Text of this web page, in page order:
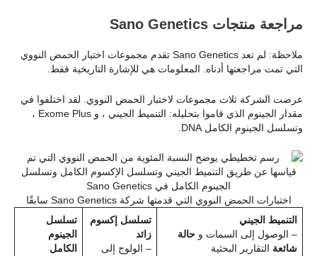
مراجعة منتجات Sano Genetics
ملاحظة: لم تعد Sano Genetics تقدم مجموعات اختبار الحمض النووي
التي تمت مراجعتها أدناه. المعلومات هي للإشارة التاريخية فقط.
عرضت الشركة ثلاث مجموعات لاختبار الحمض النووي. لقد اختلفوا في
مقدار الجينوم الذي قاموا بتحليله: التنميط الجيني ، و Exome Plus ،
وتسلسل الجينوم الكامل DNA.
اختبارات الحمض النووي التي قدمتها شركة Sano Genetics سابقًا
التنميط الجيني
– الوصول إلى السمات و حالة
شائعة التقارير البحثية
تسلسل إكسوم
زائد
– الولوج إلى
تسلسل
الجينوم
الكامل